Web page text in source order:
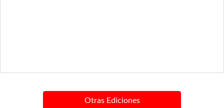
Otras Ediciones